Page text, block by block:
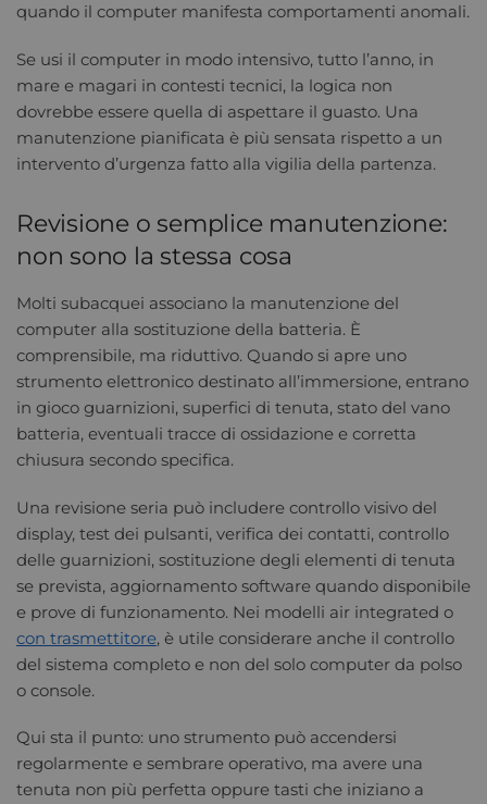
quando il computer manifesta comportamenti anomali.
Se usi il computer in modo intensivo, tutto l’anno, in
mare e magari in contesti tecnici, la logica non
dovrebbe essere quella di aspettare il guasto. Una
manutenzione pianificata è più sensata rispetto a un
intervento d’urgenza fatto alla vigilia della partenza.
Revisione o semplice manutenzione:
non sono la stessa cosa
Molti subacquei associano la manutenzione del
computer alla sostituzione della batteria. È
comprensibile, ma riduttivo. Quando si apre uno
strumento elettronico destinato all’immersione, entrano
in gioco guarnizioni, superfici di tenuta, stato del vano
batteria, eventuali tracce di ossidazione e corretta
chiusura secondo specifica.
Una revisione seria può includere controllo visivo del
display, test dei pulsanti, verifica dei contatti, controllo
delle guarnizioni, sostituzione degli elementi di tenuta
se prevista, aggiornamento software quando disponibile
e prove di funzionamento. Nei modelli air integrated o
con trasmettitore, è utile considerare anche il controllo
del sistema completo e non del solo computer da polso
o console.
Qui sta il punto: uno strumento può accendersi
regolarmente e sembrare operativo, ma avere una
tenuta non più perfetta oppure tasti che iniziano a